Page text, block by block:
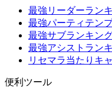
最強リーダーラン
最強パーティテン
最強サブランキン
最強アシストラン
リセマラ当たりキ
便利ツール